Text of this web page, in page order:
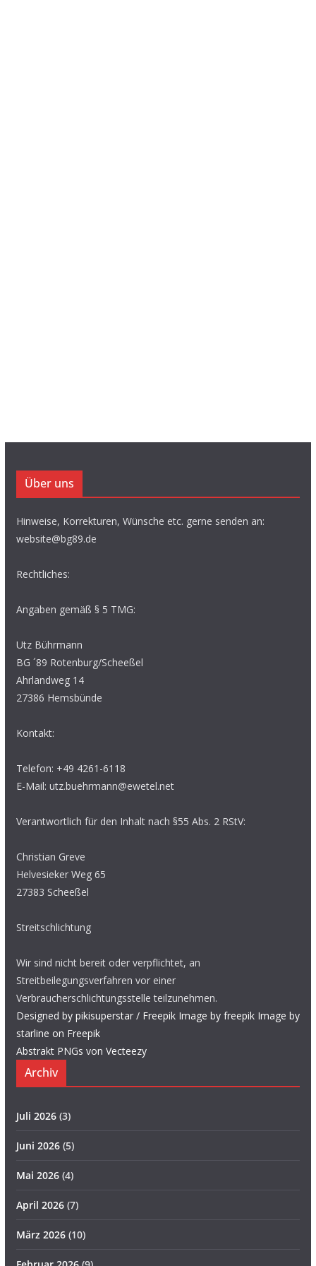
Über uns
Hinweise, Korrekturen, Wünsche etc. gerne senden an:
website@bg89.de
Rechtliches:
Angaben gemäß § 5 TMG:
Utz Bührmann
BG ´89 Rotenburg/Scheeßel
Ahrlandweg 14
27386 Hemsbünde
Kontakt:
Telefon: +49 4261-6118
E-Mail: utz.buehrmann@ewetel.net
Verantwortlich für den Inhalt nach §55 Abs. 2 RStV:
Christian Greve
Helvesieker Weg 65
27383 Scheeßel
Streitschlichtung
Wir sind nicht bereit oder verpflichtet, an
Streitbeilegungsverfahren vor einer
Verbraucherschlichtungsstelle teilzunehmen.
Designed by pikisuperstar / Freepik Image by freepik Image by
starline on Freepik
Abstrakt PNGs von Vecteezy
Archiv
Juli 2026(3)
Juni 2026(5)
Mai 2026(4)
April 2026(7)
März 2026(10)